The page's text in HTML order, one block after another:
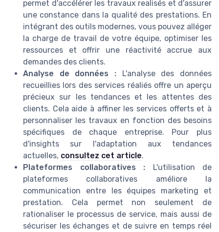
permet d'accélérer les travaux realisés et d'assurer
une constance dans la qualité des prestations. En
intégrant des outils modernes, vous pouvez alléger
la charge de travail de votre équipe, optimiser les
ressources et offrir une réactivité accrue aux
demandes des clients.
Analyse de données : L'analyse des données
recueillies lors des services réaliés offre un aperçu
précieux sur les tendances et les attentes des
clients. Cela aide à affiner les services offerts et à
personnaliser les travaux en fonction des besoins
spécifiques de chaque entreprise. Pour plus
d'insights sur l'adaptation aux tendances
actuelles, consultez cet article.
Plateformes collaboratives : L'utilisation de
plateformes collaboratives améliore la
communication entre les équipes marketing et
prestation. Cela permet non seulement de
rationaliser le processus de service, mais aussi de
sécuriser les échanges et de suivre en temps réel